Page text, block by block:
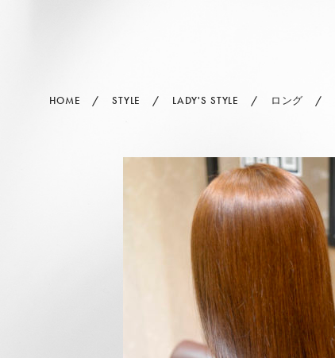
HOME STYLE LADY'S STYLE ロング